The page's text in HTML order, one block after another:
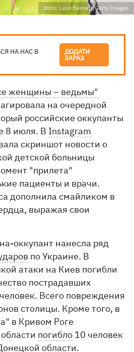
Фото: Leon Bennett/Getty Images
НА НАС В ДОДАТИ
ЗАРАЗ
женщины – ведьмы"
на очередной
российские оккупанты
8 июля. В Instagram
скриншот новости о
детской больницы
"прилета"
пациенты и врачи.
дополнила смайликом в
выражая свои
оккупант нанесла ряд
по Украине. В
атаки на Киев погибли
пострадавших
Всего повреждения
столицы. Кроме того, в
в Кривом Роге
погибло 10 человек
области.